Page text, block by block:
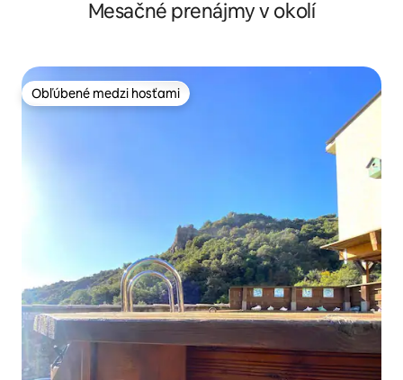
Mesačné prenájmy v okolí
Obľúbené medzi hosťami
Obľúbené medzi hosťami